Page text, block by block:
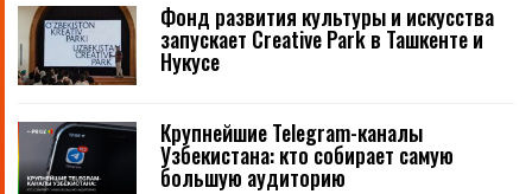
Фонд развития культуры и искусства
запускает Creative Park в Ташкенте и
Нукусе
Крупнейшие Telegram-каналы
Узбекистана: кто собирает самую
большую аудиторию